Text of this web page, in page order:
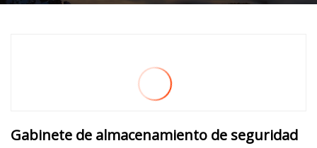
Gabinete de almacenamiento de seguridad